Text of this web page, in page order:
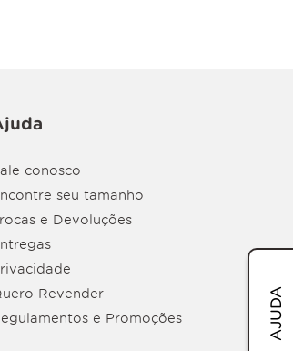
AJUDA
conosco
seu tamanho
e Devoluções
Revender
e Promoções